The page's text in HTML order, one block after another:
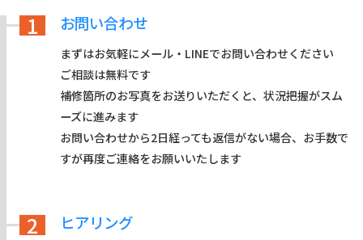
1 お問い合わせ
まずはお気軽にメール・LINEでお問い合わせください
ご相談は無料です
補修箇所のお写真をお送りいただくと、状況把握がスム
ーズに進みます
お問い合わせから2日経っても返信がない場合、お手数で
すが再度ご連絡をお願いいたします
2 ヒアリング